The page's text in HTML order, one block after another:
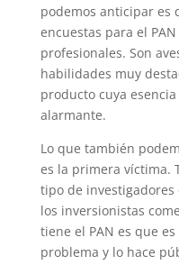
podemos anticipar es
encuestas para el
profesionales. Son
habilidades muy
producto cuya
alarmante.
Lo que también
es la primera víctima.
tipo de
los inversionistas
tiene el PAN es que
problema y lo hace